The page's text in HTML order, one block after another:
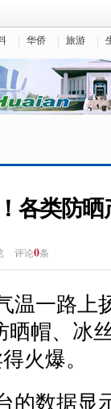
华侨 旅游
各类防
评论0条
温一路上
晒帽、冰
火爆。
的数据显